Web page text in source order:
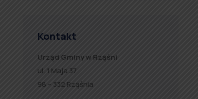
Kontakt
Urząd Gminy w Rząśni
ul. 1 Maja 37
98 – 332 Rząśnia